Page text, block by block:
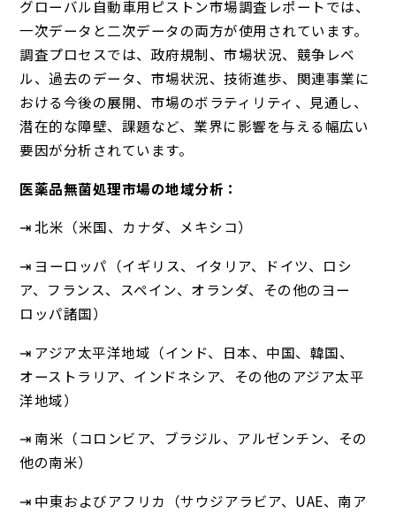
グローバル自動車用ピストン市場調査レポートでは、
一次データと二次データの両方が使用されています。
調査プロセスでは、政府規制、市場状況、競争レベ
ル、過去のデータ、市場状況、技術進歩、関連事業に
おける今後の展開、市場のボラティリティ、見通し、
潜在的な障壁、課題など、業界に影響を与える幅広い
要因が分析されています。
医薬品無菌処理市場の地域分析：
⇥ 北米（米国、カナダ、メキシコ）
⇥ ヨーロッパ（イギリス、イタリア、ドイツ、ロシ
ア、フランス、スペイン、オランダ、その他のヨー
ロッパ諸国）
⇥ アジア太平洋地域（インド、日本、中国、韓国、
オーストラリア、インドネシア、その他のアジア太平
洋地域）
⇥ 南米（コロンビア、ブラジル、アルゼンチン、その
他の南米）
⇥ 中東およびアフリカ（サウジアラビア、UAE、南ア